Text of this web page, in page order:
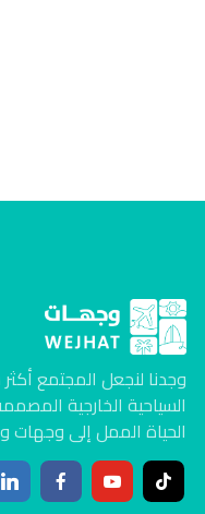
وجدنا لنجعل المجتمع
السياحية الخارجية
الحياة الممل إلى وجهات